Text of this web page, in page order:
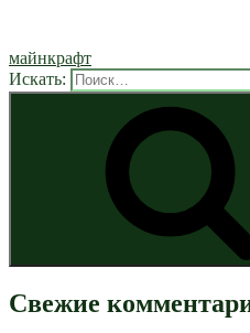
майнкрафт
Искать:
Свежие